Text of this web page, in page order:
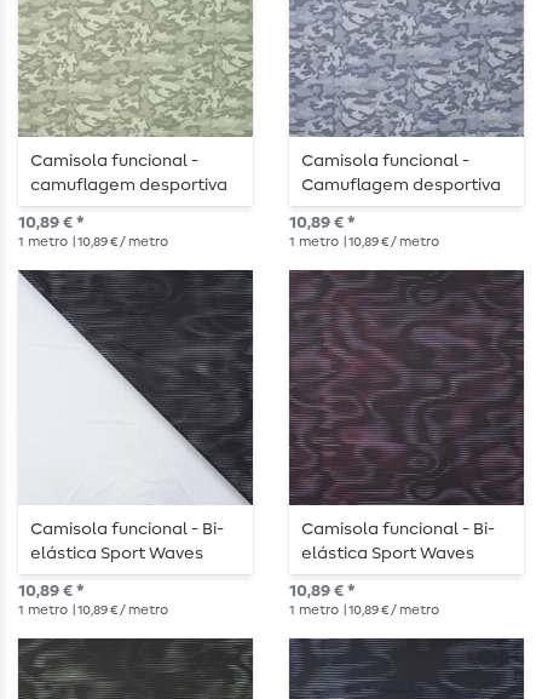
Camisola funcional -
camuflagem desportiva
bi-elástica verde
10,89 € *
1 metro | 10,89 € / metro
Camisola funcional -
Camuflagem desportiva
bi-elástica azul
10,89 € *
1 metro | 10,89 € / metro
Camisola funcional - Bi-
elástica Sport Waves
Preto Cinzento
10,89 € *
1 metro | 10,89 € / metro
Camisola funcional - Bi-
elástica Sport Waves
Preto Vermelho
10,89 € *
1 metro | 10,89 € / metro